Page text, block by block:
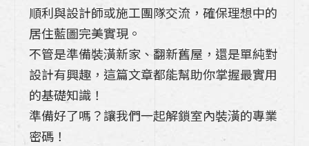
《Takara Standard日式廚具》lemure
系列有什麼特別?特色分析一次看
「裝潢」與「裝修」一樣嗎？差在哪裡?獨
家案例分析如何抓預算與實施的眉角！
《室內裝潢完工照案例分析》：小坪數裝潢
風格這最夯! 13坪的客餐廳及中島廚房設計
順利與設計師或施工團隊交流，確保理想中的
居住藍圖完美實現。
不管是準備裝潢新家、翻新舊屋，還是單純對
設計有興趣，這篇文章都能幫助你掌握最實用
的基礎知識！
準備好了嗎？讓我們一起解鎖室內裝潢的專業
密碼！